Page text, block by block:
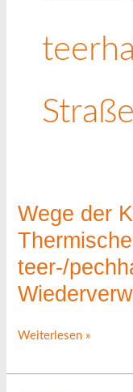
Wege der
teer-/
Wege
der
Thermische
Behandlung
teer-/pechhaltigem
Weiterlesen »